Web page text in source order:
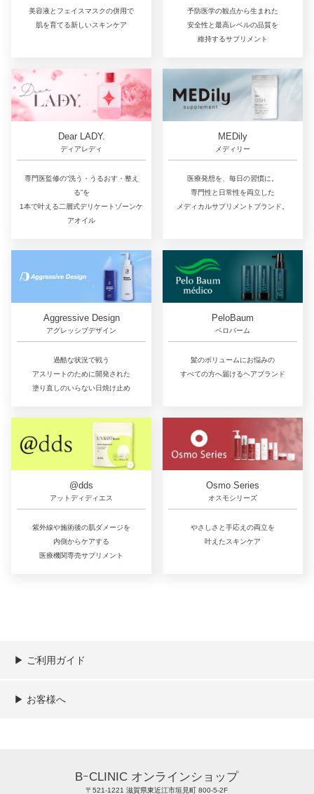
美容液とフェイスマスクの併用で
肌を育てる新しいスキンケア
予防医学の観点から生まれた
安全性と最高レベルの品質を
維持するサプリメント
Dear LADY.
ディアレディ
専門医監修の“洗う・うるおす・整え
る”を
1本で叶える二層式デリケートゾーンケ
アオイル
MEDily
メディリー
医療発想を、毎日の習慣に。
専門性と日常性を両立した
メディカルサプリメントブランド。
Aggressive Design
アグレッシブデザイン
過酷な状況で戦う
アスリートのために開発された
塗り直しのいらない日焼け止め
PeloBaum
ペロバーム
髪のボリュームにお悩みの
すべての方へ届けるヘアブランド
@dds
アットディディエス
紫外線や施術後の肌ダメージを
内側からケアする
医療機関専売サプリメント
Osmo Series
オスモシリーズ
やさしさと手応えの両立を
叶えたスキンケア
▶︎ ご利用ガイド
ご利用ガイド
決済／配送／送料について
取り扱い商品一覧
顧客情報の取扱について
特定商取引法の表記
▶︎ お客様へ
BｰCLINIC オンラインショップ
〒521-1221 滋賀県東近江市垣見町 800-5-2F